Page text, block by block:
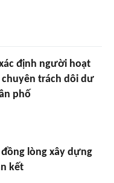
định người hoạt
trách dôi dư
phố
lòng xây dựng
kết